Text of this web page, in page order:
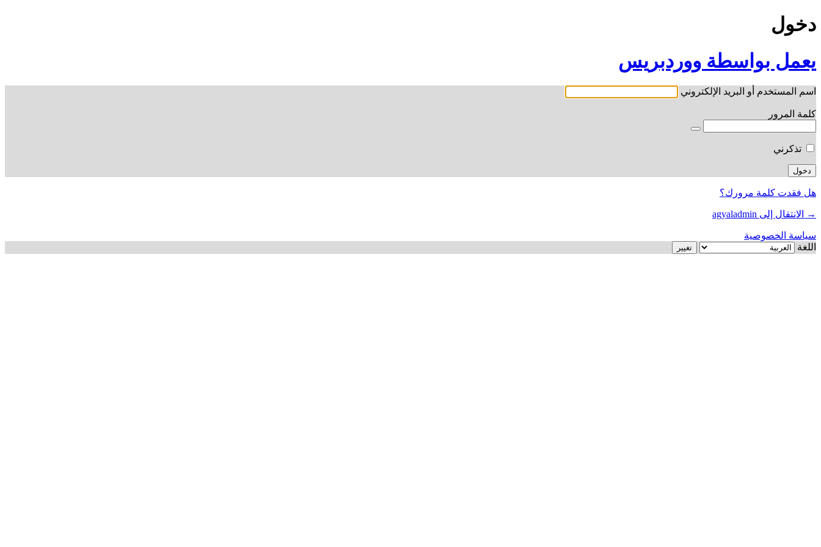
دخول
يعمل بواسطة ووردبريس
اسم المستخدم أو البريد الإلكتروني
كلمة المرور
تذكرني
هل فقدت كلمة مرورك؟
→ الانتقال إلى agyaladmin
سياسة الخصوصية
اللغة